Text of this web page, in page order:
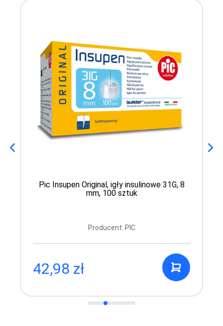
Pic Insupen Original, igły insulinowe 31G, 8
mm, 100 sztuk
Producent: PIC
42,98 zł